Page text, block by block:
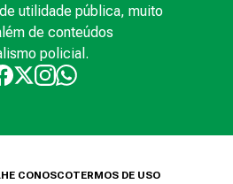
utilidade pública, muito
de conteúdos
policial.
CONOSCOTERMOS DE USO